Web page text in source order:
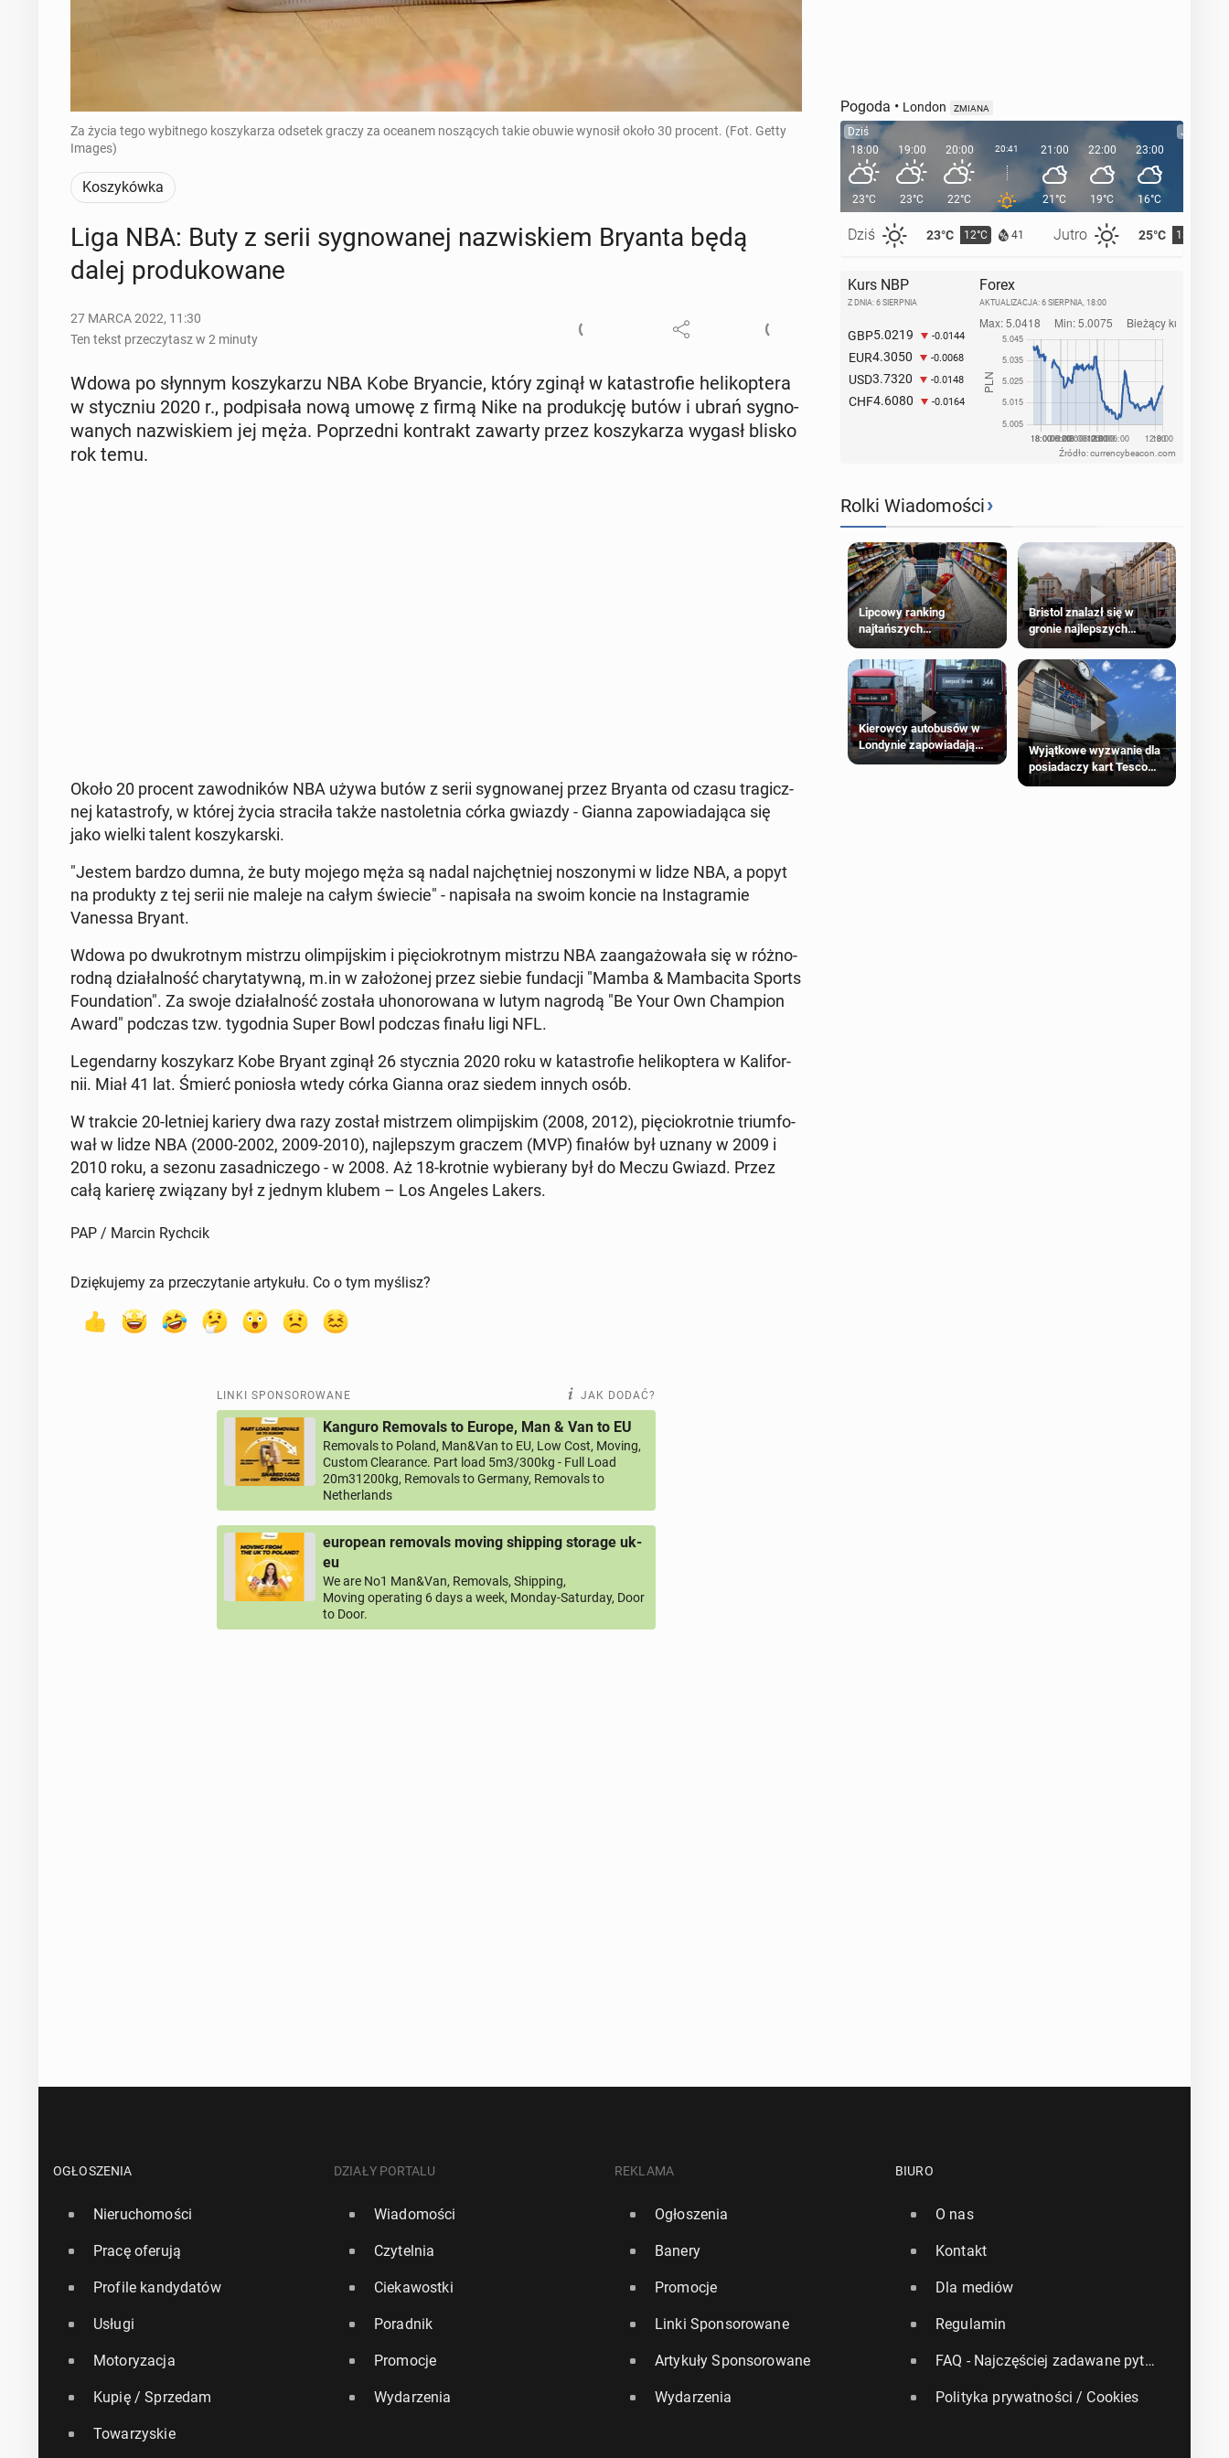
Za życia tego wybitnego koszykarza odsetek graczy za oceanem noszących takie obuwie wynosił około 30 procent. (Fot. Getty
Images)
Koszykówka
Liga NBA: Buty z serii sy­gno­wa­nej na­zwi­skiem Bryanta będą
dalej pro­du­ko­wa­ne
27 MARCA 2022, 11:30
Ten tekst przeczytasz w 2 minuty
Wdowa po słynnym ko­szy­ka­rzu NBA Kobe Bry­an­cie, który zginął w ka­ta­stro­fie he­li­kop­te­ra
w stycz­niu 2020 r., pod­pi­sa­ła nową umowę z firmą Nike na pro­duk­cję butów i ubrań sy­gno­
wa­nych na­zwi­skiem jej męża. Po­przed­ni kon­trakt zawarty przez ko­szy­ka­rza wygasł blisko
rok temu.
Około 20 procent za­wod­ni­ków NBA używa butów z serii sy­gno­wa­nej przez Bryanta od czasu tra­gicz­
nej ka­ta­stro­fy, w której życia stra­ci­ła także na­sto­let­nia córka gwiazdy - Gianna za­po­wia­da­ją­ca się
jako wielki talent ko­szy­kar­ski.
"Jestem bardzo dumna, że buty mojego męża są nadal naj­chęt­niej no­szo­ny­mi w lidze NBA, a popyt
na pro­duk­ty z tej serii nie maleje na całym świecie" - na­pi­sa­ła na swoim koncie na In­sta­gra­mie
Vanessa Bryant.
Wdowa po dwu­krot­nym mistrzu olim­pij­skim i pię­cio­krot­nym mistrzu NBA za­an­ga­żo­wa­ła się w róż­no­
rod­ną dzia­łal­ność cha­ry­ta­tyw­ną, m.in w za­ło­żo­nej przez siebie fun­da­cji "Mamba & Mam­ba­ci­ta Sports
Fo­un­da­tion". Za swoje dzia­łal­ność została uho­no­ro­wa­na w lutym nagrodą "Be Your Own Cham­pion
Award" podczas tzw. ty­go­dnia Super Bowl podczas finału ligi NFL.
Le­gen­dar­ny ko­szy­karz Kobe Bryant zginął 26 stycz­nia 2020 roku w ka­ta­stro­fie he­li­kop­te­ra w Ka­li­for­
nii. Miał 41 lat. Śmierć po­nio­sła wtedy córka Gianna oraz siedem innych osób.
W trakcie 20-letniej kariery dwa razy został mi­strzem olim­pij­skim (2008, 2012), pię­cio­krot­nie trium­fo­
wał w lidze NBA (2000-2002, 2009-2010), naj­lep­szym graczem (MVP) finałów był uznany w 2009 i
2010 roku, a sezonu za­sad­ni­cze­go - w 2008. Aż 18-krotnie wy­bie­ra­ny był do Meczu Gwiazd. Przez
całą karierę zwią­za­ny był z jednym klubem – Los Angeles Lakers.
PAP / Marcin Rychcik
Dziękujemy za przeczytanie artykułu. Co o tym myślisz?
LINKI SPONSOROWANE JAK DODAĆ?
Kanguro Removals to Europe, Man & Van to EU
Removals to Poland, Man&Van to EU, Low Cost, Moving,
Custom Clearance. Part load 5m3/300kg - Full Load
20m31200kg, Removals to Germany, Removals to
Netherlands
european removals moving shipping storage uk-
eu
We are No1 Man&Van, Removals, Shipping,
Moving operating 6 days a week, Monday-Saturday, Door
to Door.
Pogoda • London ZMIANA
Dziś
18:00
23°C
Dziś 23°C 12°C 41 Jutro 25°C 13°C
19:00
23°C
20:00
22°C
20:41 21:00
21°C
22:00
19°C
23:00
16°C
Jutro
Kurs NBP
Z DNIA: 6 SIERPNIA
GBP5.0219 -0.0144
EUR4.3050 -0.0068
USD3.7320 -0.0148
CHF4.6080 -0.0164
Forex
AKTUALIZACJA: 6 SIERPNIA, 18:00
Źródło: currencybeacon.com
Rolki Wiadomości›
Lipcowy ranking
najtańszych
supermarketów
Bristol znalazł się w
gronie najlepszych
kierunków podróży na
świecie
Kierowcy autobusów w
Londynie zapowiadają
strajki
Wyjątkowe wyzwanie dla
posiadaczy kart Tesco
Clubcard!
OGŁOSZENIA
Nieruchomości
Pracę oferują
Profile kandydatów
Usługi
Motoryzacja
Kupię / Sprzedam
Towarzyskie
DZIAŁY PORTALU
Wiadomości
Czytelnia
Ciekawostki
Poradnik
Promocje
Wydarzenia
REKLAMA
Ogłoszenia
Banery
Promocje
Linki Sponsorowane
Artykuły Sponsorowane
Wydarzenia
BIURO
O nas
Kontakt
Dla mediów
Regulamin
FAQ - Najczęściej zadawane pytania
Polityka prywatności / Cookies